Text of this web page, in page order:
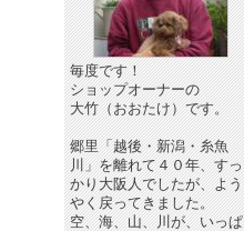
毎度です！
ショップオーナーの
大竹（おおたけ）です。
郷里「越後・新潟・糸魚
川」を離れて４０年、すっ
かり大阪人でしたが、よう
やく戻ってきました。
空、海、山、川が、いっぱ